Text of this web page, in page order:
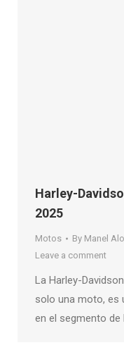
Harley-
2025
Motos By Manel
Leave a comment
La Harley-
solo una moto, es
en el segmento de